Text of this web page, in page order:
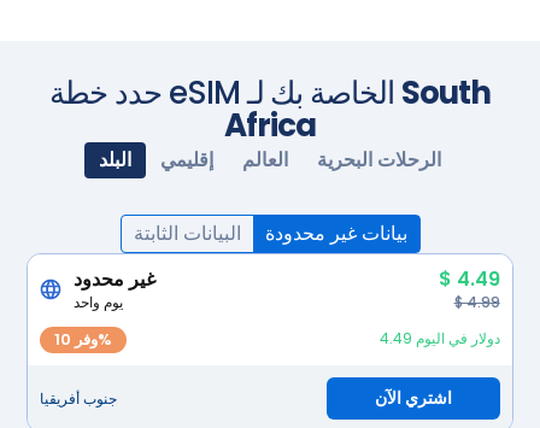
South
Africa
البلد إقليمي العالم الرحلات البحرية
البيانات الثابتة
بيانات غير محدودة
غير محدود
$ 4.49
يوم واحد $ 4.99
وفر 10% 4.49 دولار في اليوم
جنوب أفريقيا اشتري الآن